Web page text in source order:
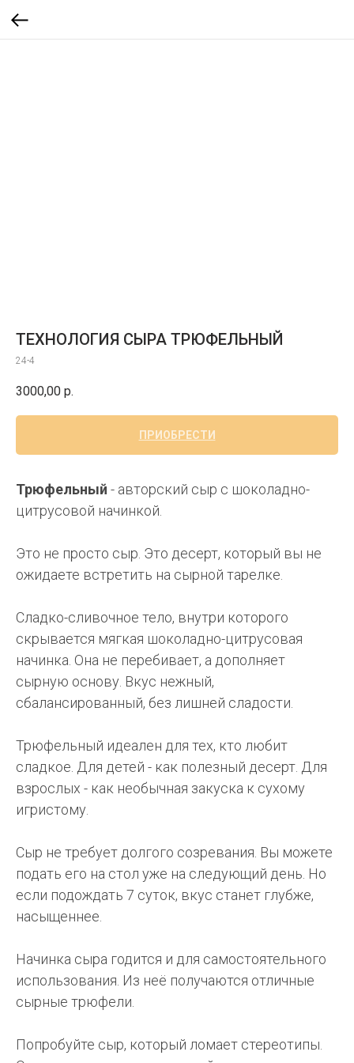
ТЕХНОЛОГИЯ СЫРА ТРЮФЕЛЬНЫЙ
24-4
3000,00 р.
ПРИОБРЕСТИ
Трюфельный - авторский сыр с шоколадно-
цитрусовой начинкой.
Это не просто сыр. Это десерт, который вы не
ожидаете встретить на сырной тарелке.
Сладко-сливочное тело, внутри которого
скрывается мягкая шоколадно-цитрусовая
начинка. Она не перебивает, а дополняет
сырную основу. Вкус нежный,
сбалансированный, без лишней сладости.
Трюфельный идеален для тех, кто любит
сладкое. Для детей - как полезный десерт. Для
взрослых - как необычная закуска к сухому
игристому.
Сыр не требует долгого созревания. Вы можете
подать его на стол уже на следующий день. Но
если подождать 7 суток, вкус станет глубже,
насыщеннее.
Начинка сыра годится и для самостоятельного
использования. Из неё получаются отличные
сырные трюфели.
Попробуйте сыр, который ломает стереотипы.